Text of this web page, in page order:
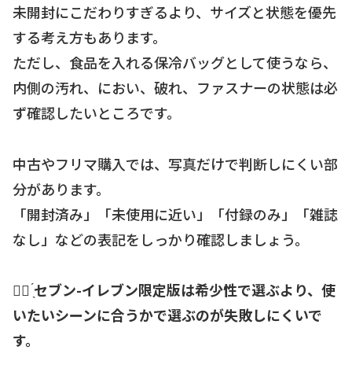
未開封にこだわりすぎるより、サイズと状態を優先
する考え方もあります。
ただし、食品を入れる保冷バッグとして使うなら、
内側の汚れ、におい、破れ、ファスナーの状態は必
ず確認したいところです。
中古やフリマ購入では、写真だけで判断しにくい部
分があります。
「開封済み」「未使用に近い」「付録のみ」「雑誌
なし」などの表記をしっかり確認しましょう。
☝🏻 ̖́セブン-イレブン限定版は希少性で選ぶより、使
いたいシーンに合うかで選ぶのが失敗しにくいで
す。